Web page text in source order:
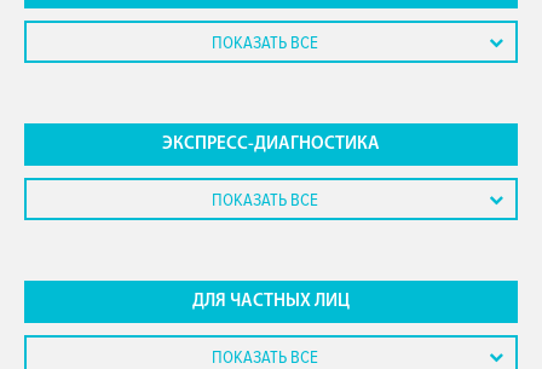
ПОКАЗАТЬ ВСЕ
ЭКСПРЕСС-ДИАГНОСТИКА
ПОКАЗАТЬ ВСЕ
ДЛЯ ЧАСТНЫХ ЛИЦ
ПОКАЗАТЬ ВСЕ